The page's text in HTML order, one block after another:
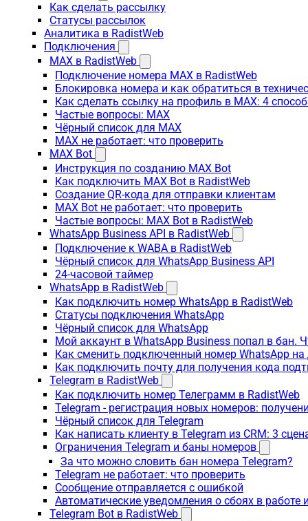
Как сделать рассылку
Статусы рассылок
Аналитика в RadistWeb
Подключения
MAX в RadistWeb
Подключение номера MAX в RadistWeb
Блокировка номера и как обратиться в
Как сделать ссылку на профиль в MAX: 4
Частые вопросы: MAX
Чёрный список для MAX
MAX не работает: что проверить
MAX Bot
Инструкция по созданию MAX Bot
Как подключить MAX Bot в RadistWeb
Создание QR-кода для отправки клиентам
MAX Bot не работает: что проверить
Частые вопросы: MAX Bot в RadistWeb
WhatsApp Business API в RadistWeb
Подключение к WABA в RadistWeb
Чёрный список для WhatsApp Business API
24-часовой таймер
WhatsApp в RadistWeb
Как подключить номер WhatsApp в RadistWeb
Статусы подключения WhatsApp
Чёрный список для WhatsApp
Мой аккаунт в WhatsApp Business попал в бан.
Как сменить подключенный номер WhatsApp на
Как подключить почту для получения кода
Telegram в RadistWeb
Как подключить номер Телеграмм в RadistWeb
Telegram - регистрация новых номеров:
Чёрный список для Telegram
Как написать клиенту в Telegram из CRM: 3
Ограничения Telegram и баны номеров
За что можно словить бан номера Telegram?
Telegram не работает: что проверить
Сообщение отправляется с ошибкой
Автоматические уведомления о сбоях в работе
Telegram Bot в RadistWeb